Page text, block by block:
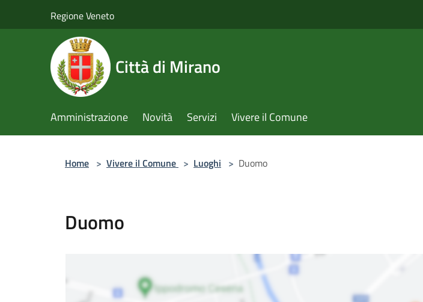
Regione Veneto
Città di Mirano
Amministrazione Novità Servizi Vivere il Comune
Home > Vivere il Comune > Luoghi > Duomo
Duomo